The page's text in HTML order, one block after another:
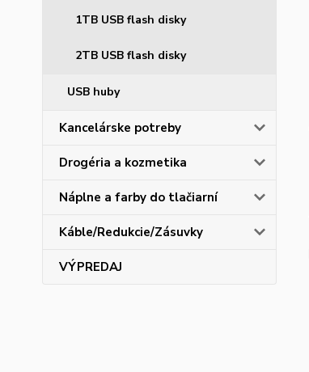
1TB USB flash disky
2TB USB flash disky
USB huby
Kancelárske potreby
Drogéria a kozmetika
Náplne a farby do tlačiarní
Káble/Redukcie/Zásuvky
VÝPREDAJ